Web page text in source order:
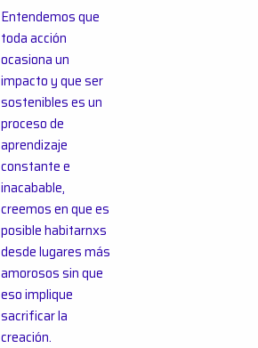
Entendemos que
toda acción
ocasiona un
impacto y que ser
sostenibles es un
proceso de
aprendizaje
constante e
inacabable,
creemos en que es
posible habitarnxs
desde lugares más
amorosos sin que
eso implique
sacrificar la
creación.